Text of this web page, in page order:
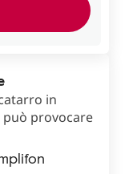
in
provocare